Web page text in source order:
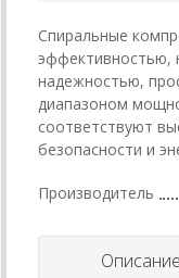
Спиральные
эффективностью,
надежностью,
диапазоном
соответствуют
безопасности и
Производитель
Описание